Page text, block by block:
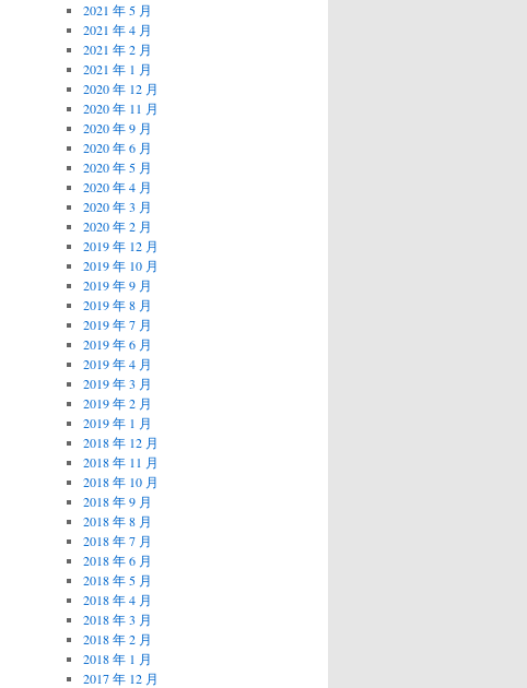
2021 年 5 月
2021 年 4 月
2021 年 2 月
2021 年 1 月
2020 年 12 月
2020 年 11 月
2020 年 9 月
2020 年 6 月
2020 年 5 月
2020 年 4 月
2020 年 3 月
2020 年 2 月
2019 年 12 月
2019 年 10 月
2019 年 9 月
2019 年 8 月
2019 年 7 月
2019 年 6 月
2019 年 4 月
2019 年 3 月
2019 年 2 月
2019 年 1 月
2018 年 12 月
2018 年 11 月
2018 年 10 月
2018 年 9 月
2018 年 8 月
2018 年 7 月
2018 年 6 月
2018 年 5 月
2018 年 4 月
2018 年 3 月
2018 年 2 月
2018 年 1 月
2017 年 12 月